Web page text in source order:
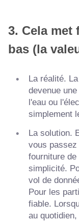
3. Cela met
bas (la
La réalité.
devenue
l'eau ou
simplement
La solution.
vous
fourniture
simplicité.
vol de
Pour les
fiable.
au